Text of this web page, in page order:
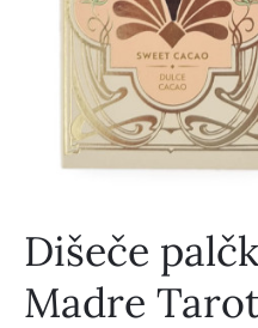
Dišeče
Madre